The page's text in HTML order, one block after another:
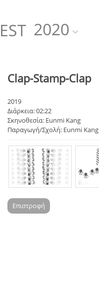
2020
Clap-Stamp-Clap
2019
Διάρκεια: 02:22
Σκηνοθεσία: Eunmi Kang
Παραγωγή/Σχολή: Eunmi Kang
Επιστροφή